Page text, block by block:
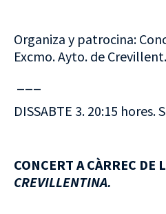
Organiza y patrocina:
Excmo. Ayto. de Crevillent.
DISSABTE 3. 20:15 hores.
CONCERT A CÀRREC DE
CREVILLENTINA.